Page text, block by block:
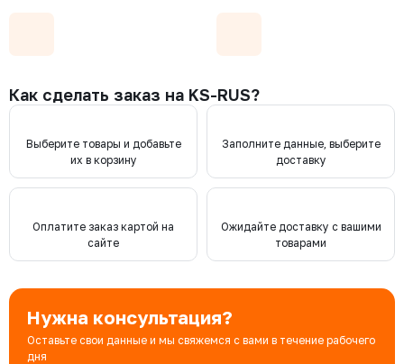
Как сделать заказ на KS-RUS?
Выберите товары и добавьте
их в корзину
Заполните данные, выберите
доставку
Оплатите заказ картой на
сайте
Ожидайте доставку с вашими
товарами
Нужна консультация?
Оставьте свои данные и мы свяжемся с вами в течение рабочего
дня